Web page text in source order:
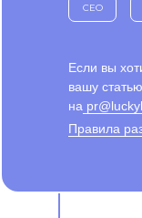
CEO
Если вы
вашу
на
Правила